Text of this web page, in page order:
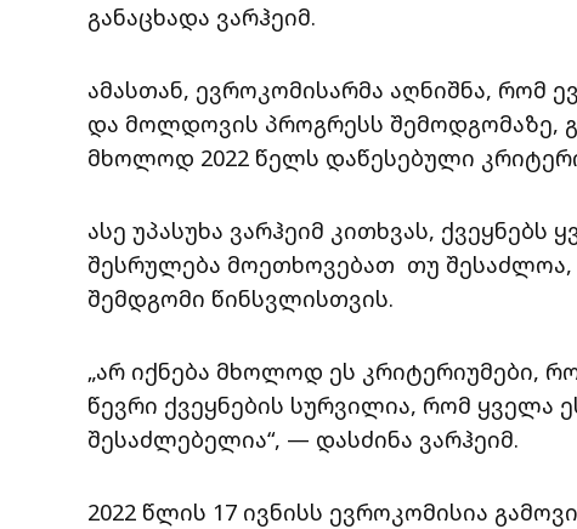
განაცხადა ვარჰეიმ.
ამასთან, ევროკომისარმა აღნიშნა, რომ
და მოლდოვის პროგრესს შემოდგომაზე,
მხოლოდ 2022 წელს დაწესებული
ასე უპასუხა ვარჰეიმ კითხვას,
შესრულება მოეთხოვებათ თუ შესაძლოა,
შემდგომი წინსვლისთვის.
„არ იქნება მხოლოდ ეს კრიტერიუმები,
წევრი ქვეყნების სურვილია, რომ ყველა
შესაძლებელია“, — დასძინა ვარჰეიმ.
2022 წლის 17 ივნისს ევროკომისია